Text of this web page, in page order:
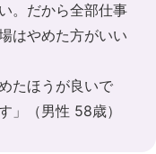
。だから全部仕事
はやめた方がいい
たほうが良いで
」（男性 58歳）